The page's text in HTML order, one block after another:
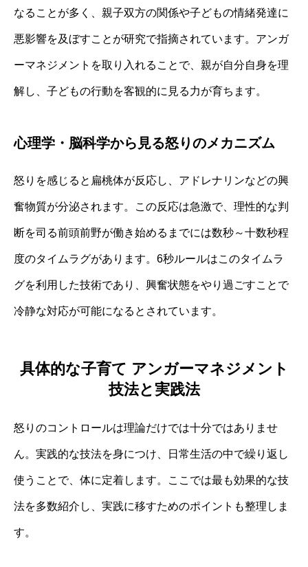
なることが多く、親子双方の関係や子どもの情緒発達に
悪影響を及ぼすことが研究で指摘されています。アンガ
ーマネジメントを取り入れることで、親が自分自身を理
解し、子どもの行動を客観的に見る力が育ちます。
心理学・脳科学から見る怒りのメカニズム
怒りを感じると扁桃体が反応し、アドレナリンなどの興
奮物質が分泌されます。この反応は急激で、理性的な判
断を司る前頭前野が働き始めるまでには数秒～十数秒程
度のタイムラグがあります。6秒ルールはこのタイムラ
グを利用した技術であり、興奮状態をやり過ごすことで
冷静な対応が可能になるとされています。
具体的な子育て アンガーマネジメント
技法と実践法
怒りのコントロールは理論だけでは十分ではありませ
ん。実践的な技法を身につけ、日常生活の中で繰り返し
使うことで、体に定着します。ここでは最も効果的な技
法を多数紹介し、実践に移すためのポイントも整理しま
す。